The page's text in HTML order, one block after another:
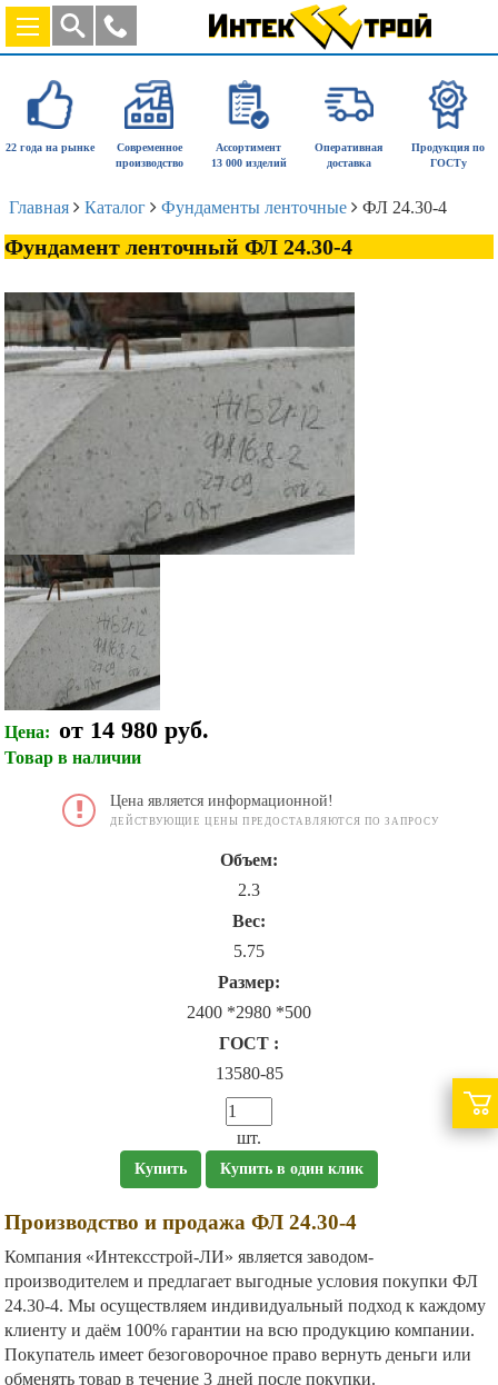
22 года на рынке
Современное
производство
Ассортимент
13 000 изделий
Оперативная
доставка
Продукция по
ГОСТу
Главная Каталог Фундаменты ленточные ФЛ 24.30-4
Фундамент ленточный ФЛ 24.30-4
Цена: от 14 980 руб.
Товар в наличии
Цена является информационной!
ДЕЙСТВУЮЩИЕ ЦЕНЫ ПРЕДОСТАВЛЯЮТСЯ ПО ЗАПРОСУ
Объем:
2.3
Вес:
5.75
Размер:
2400 *2980 *500
ГОСТ :
13580-85
шт.
Купить Купить в один клик
Производство и продажа ФЛ 24.30-4
Компания «Интексстрой-ЛИ» является заводом-
производителем и предлагает выгодные условия покупки ФЛ
24.30-4. Мы осуществляем индивидуальный подход к каждому
клиенту и даём 100% гарантии на всю продукцию компании.
Покупатель имеет безоговорочное право вернуть деньги или
обменять товар в течение 3 дней после покупки.